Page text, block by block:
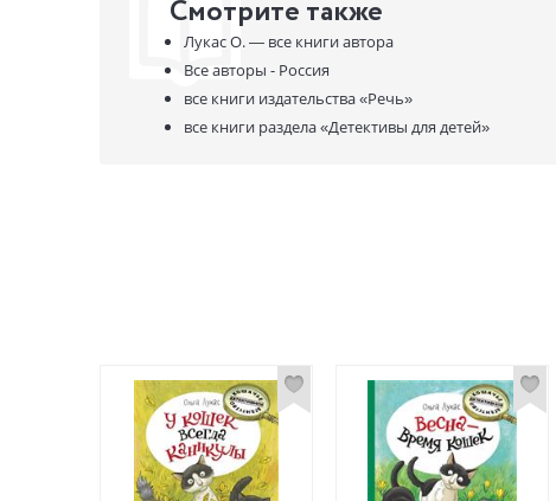
Смотрите также
Лукас О. — все книги автора
Все авторы - Россия
все книги издательства«Речь»
все книги раздела«Детективы для детей»